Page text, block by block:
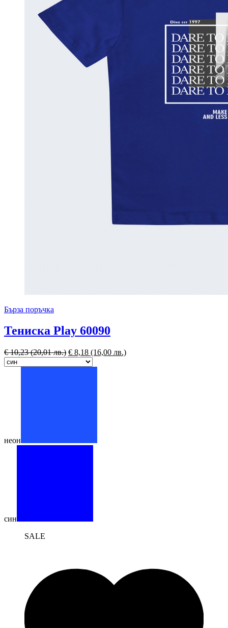
Бърза поръчка
Тениска Play 60090
€10,23(20,01 лв.) € 8,18 (16,00 лв.)
неон
син
SALE